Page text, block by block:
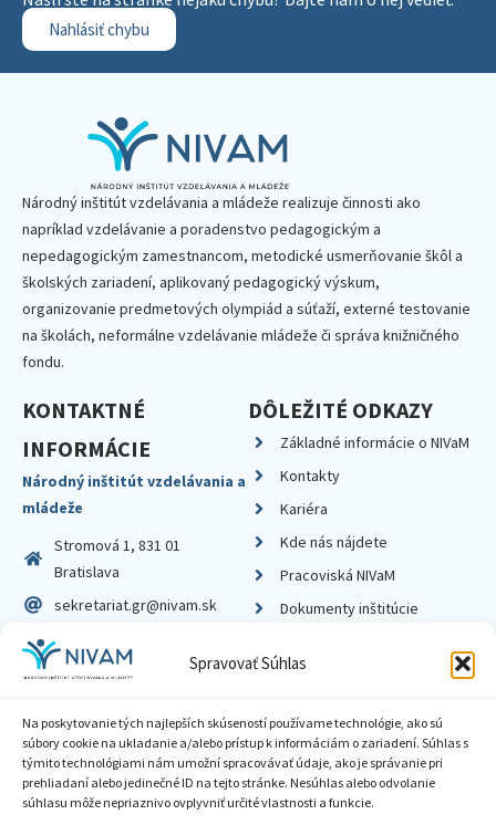
Spravovať Súhlas
Na poskytovanie tých najlepších skúseností používame technológie, ako sú
súbory cookie na ukladanie a/alebo prístup k informáciám o zariadení. Súhlas s
týmito technológiami nám umožní spracovávať údaje, ako je správanie pri
prehliadaní alebo jedinečné ID na tejto stránke. Nesúhlas alebo odvolanie
súhlasu môže nepriaznivo ovplyvniť určité vlastnosti a funkcie.
Nahlásiť chybu
Národný inštitút vzdelávania a mládeže realizuje činnosti ako
napríklad vzdelávanie a poradenstvo pedagogickým a
nepedagogickým zamestnancom, metodické usmerňovanie škôl a
školských zariadení, aplikovaný pedagogický výskum,
organizovanie predmetových olympiád a súťaží, externé testovanie
na školách, neformálne vzdelávanie mládeže či správa knižničného
fondu.
KONTAKTNÉ
INFORMÁCIE
Národný inštitút vzdelávania a
mládeže
Stromová 1, 831 01
Bratislava
sekretariat.gr@nivam.sk
IČO: 00164348
DIČ: 2020798714
DÔLEŽITÉ ODKAZY
Základné informácie o NIVaM
Kontakty
Kariéra
Kde nás nájdete
Pracoviská NIVaM
Dokumenty inštitúcie
Zásady ochrany súkromia